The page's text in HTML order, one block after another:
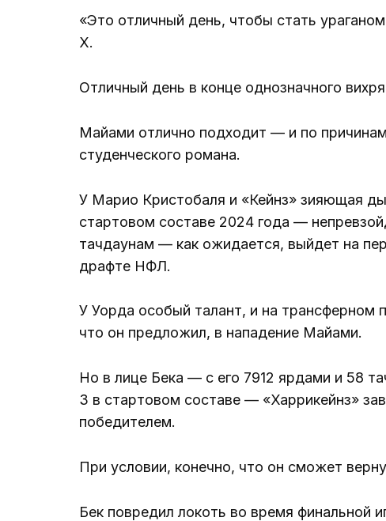
«Это отличный день, чтобы стать
X.
Отличный день в конце однозначного
Майами отлично подходит — и по
студенческого романа.
У Марио Кристобаля и «Кейнз» зияющая
стартовом составе 2024 года —
тачдаунам — как ожидается, выйдет на
драфте НФЛ.
У Уорда особый талант, и на трансферном
что он предложил, в нападение Майами.
Но в лице Бека — с его 7912 ярдами и 58
3 в стартовом составе — «Харрикейнз»
победителем.
При условии, конечно, что он сможет
Бек повредил локоть во время